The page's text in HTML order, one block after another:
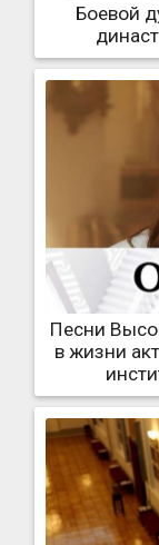
Боевой
Песни
в жизни